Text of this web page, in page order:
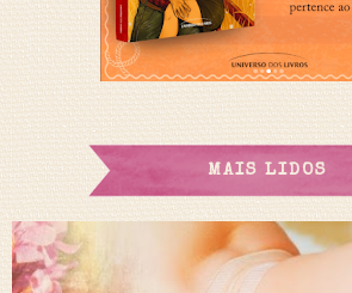
MAIS LIDOS